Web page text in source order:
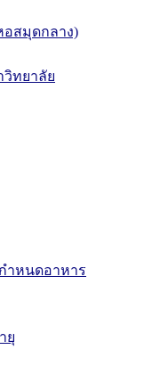
อสมุดกลาง)
ทยาลัย
ำหนดอาหาร
ยุ